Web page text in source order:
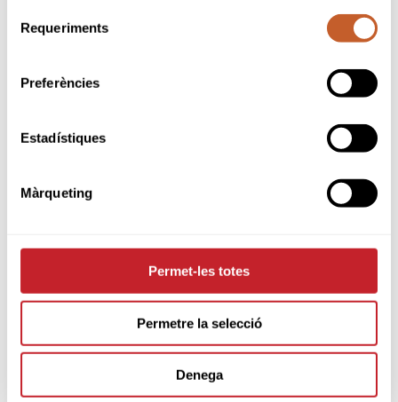
Requeriments
Preferències
Estadístiques
Màrqueting
Permet-les totes
Permetre la selecció
Denega
Amanda Revuelta es va quedar a un pas de la
El torneig el disputen també altres divuit
Àustria, Bèlgica, República Txeca, Dinamarca,
Anglaterra, França, Alemanya, Islàndia, Irlanda,
Eslovàquia, Suècia, Suïssa, Turquia i Gal·les.
cliqueu aquí